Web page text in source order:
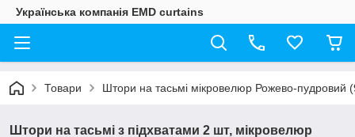
Українська компанія EMD curtains
Товари Штори на тасьмі мікровелюр Рожево-пудровий
Штори на тасьмі з підхватами 2 шт, мікровелюр